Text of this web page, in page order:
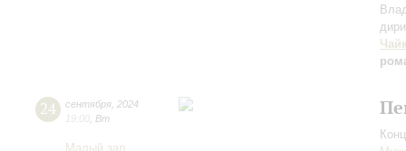
24 сентября 2024
19:00 Вт
Малый зал